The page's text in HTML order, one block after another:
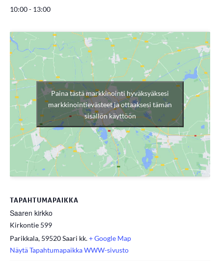
10:00 - 13:00
TAPAHTUMAPAIKKA
Saaren kirkko
Kirkontie 599
Parikkala, 59520 Saari kk.+ Google Map
Näytä Tapahtumapaikka WWW-sivusto
Paina tästä markkinointi hyväksyäksesi
markkinointievästeet ja ottaaksesi tämän
sisällön käyttöön